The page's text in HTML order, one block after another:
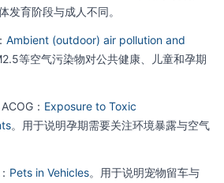
发育阶段与成人不同。
Ambient (outdoor) air pollution and
等空气污染物对公共健康、儿童和孕期
： Exposure to Toxic
。用于说明孕期需要关注环境暴露与空气
Pets in Vehicles。用于说明宠物留车与